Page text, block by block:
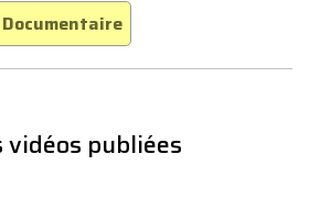
Documentaire
publiées